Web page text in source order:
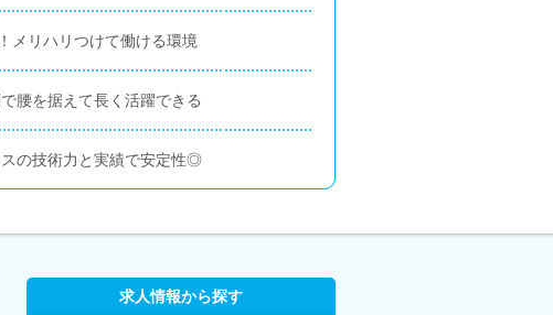
メリハリつけて働ける環境
腰を据えて長く活躍できる
の技術力と実績で安定性◎
求人情報から探す